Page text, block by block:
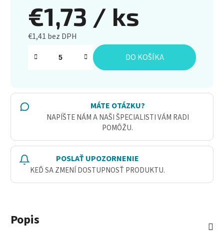
€1,73 / ks
€1,41 bez DPH
Jednotková cena:
DO KOŠÍKA
MÁTE OTÁZKU?
NAPÍŠTE NÁM A NAŠI ŠPECIALISTI VÁM RADI
POMÔŽU.
POSLAŤ UPOZORNENIE
KEĎ SA ZMENÍ DOSTUPNOSŤ PRODUKTU.
Popis